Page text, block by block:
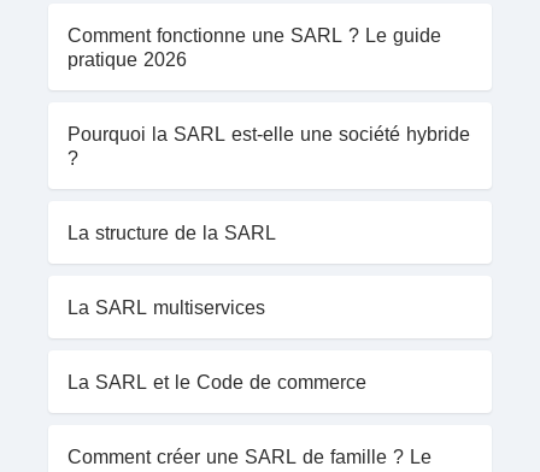
Comment fonctionne une SARL ? Le guide
pratique 2026
Pourquoi la SARL est-elle une société hybride
?
La structure de la SARL
La SARL multiservices
La SARL et le Code de commerce
Comment créer une SARL de famille ? Le